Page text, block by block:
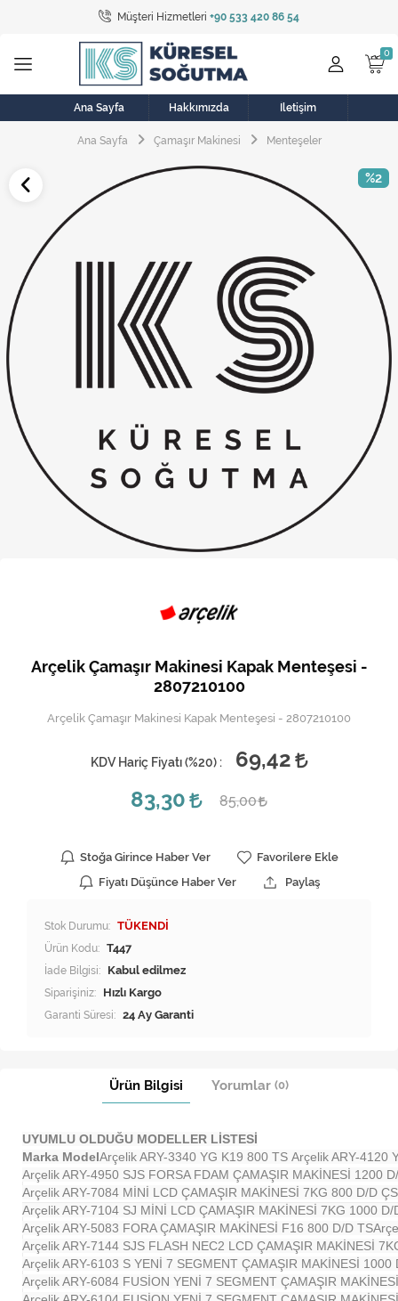
Müşteri Hizmetleri +90 533 420 86 54
Tüm Kategoriler
Bulaşık Makinesi
Buzdolabı
Çamaşır Kurutma Makinesi
Elektrikli Aksamlar
Elektrikli Süpürge
Fan
Fırın, Ocak ve Aspiratör
Klima
Kombi
Musluk
Soğutma Sistemleri
Şofben ve Termosifon
Ana Sayfa Hakkımızda İletişim
Ana Sayfa Çamaşır Makinesi Menteşeler
%2
Arçelik Çamaşır Makinesi Kapak Menteşesi -
2807210100
Arçelik Çamaşır Makinesi Kapak Menteşesi - 2807210100
KDV Hariç Fiyatı (%20) :
69,42
83,30
85,00
Stoğa Girince Haber Ver
Favorilere Ekle
Fiyatı Düşünce Haber Ver
Paylaş
Stok Durumu: TÜKENDİ
Ürün Kodu: T447
İade Bilgisi:
Siparişiniz: Hızlı Kargo
Garanti Süresi: 24 Ay Garanti
Ürün Bilgisi Yorumlar (0)
UYUMLU OLDUĞU MODELLER LİSTESİ
Marka ModelArçelik ARY-3340 YG K19 800 TS Arçelik ARY-4120
Arçelik ARY-4950 SJS FORSA FDAM ÇAMAŞIR MAKİNESİ 1200
Arçelik ARY-7084 MİNİ LCD ÇAMAŞIR MAKİNESİ 7KG 800 D/D ÇS
Arçelik ARY-7104 SJ MİNİ LCD ÇAMAŞIR MAKİNESİ 7KG 1000 D/
Arçelik ARY-5083 FORA ÇAMAŞIR MAKİNESİ F16 800 D/D TS
Arçelik ARY-7144 SJS FLASH NEC2 LCD ÇAMAŞIR MAKİNESİ
Arçelik ARY-6103 S YENİ 7 SEGMENT ÇAMAŞIR MAKİNESİ 1000
Arçelik ARY-6084 FUSİON YENİ 7 SEGMENT ÇAMAŞIR